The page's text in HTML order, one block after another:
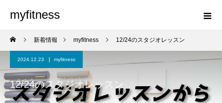
myfitness
新着情報 myfitness 12/24のスタジオレッスン
2024.12.23 myfitness
12/24のスタジオレッスン